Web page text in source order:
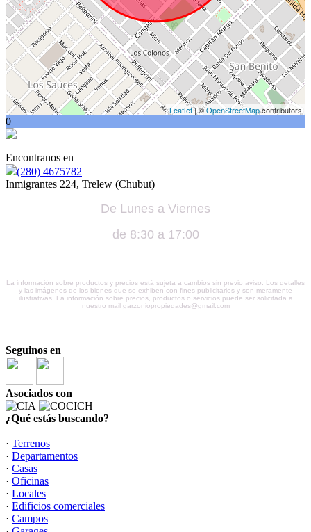
Leaflet| ©OpenStreetMapcontributors
0
Encontranos en
(280) 4675782
Inmigrantes 224, Trelew (Chubut)
De Lunes a Viernes
de 8:30 a 17:00
La información sobre productos y precios está sujeta a cambios sin previo aviso. Los detalles
y las imágenes de los bienes que se exhiben con fines publicitarios y son meramente
ilustrativas. La información sobre precios, productos o servicios puede ser solicitada a
nuestro mail garzoniopropiedades@gmail.com
Seguinos en
Asociados con
¿Qué estás buscando?
· Terrenos
· Departamentos
· Casas
· Oficinas
· Locales
· Edificios comerciales
· Campos